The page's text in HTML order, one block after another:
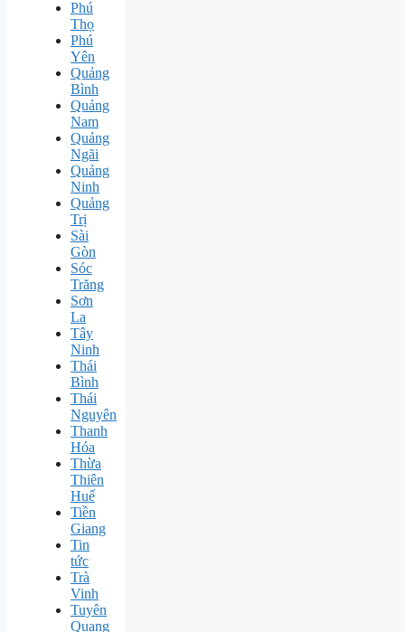
Phú
Thọ
Phú
Yên
Quảng
Bình
Quảng
Nam
Quảng
Ngãi
Quảng
Ninh
Quảng
Trị
Sài
Gòn
Sóc
Trăng
Sơn
La
Tây
Ninh
Thái
Bình
Thái
Nguyên
Thanh
Hóa
Thừa
Thiên
Huế
Tiền
Giang
Tin
tức
Trà
Vinh
Tuyên
Quang